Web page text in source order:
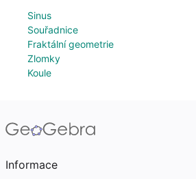
Sinus
Souřadnice
Fraktální geometrie
Zlomky
Koule
Informace